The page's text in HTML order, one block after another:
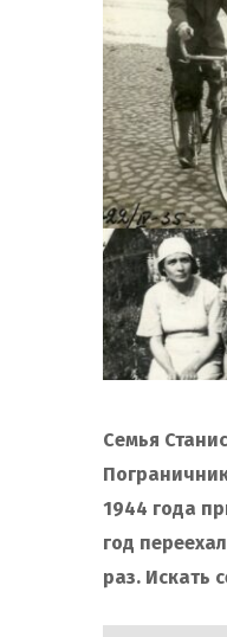
Семья
1944 года
год
раз. Искать